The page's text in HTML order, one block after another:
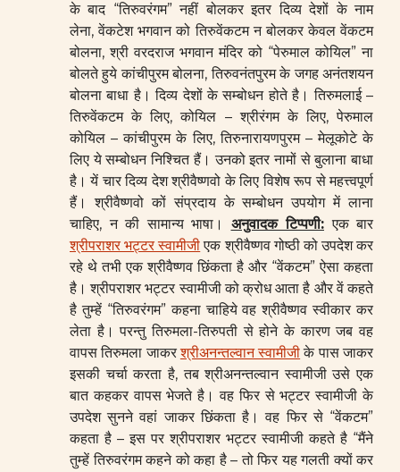
के बाद “तिरुवरंगम” नहीं बोलकर इतर दिव्य देशों के नाम
लेना, वेंकटेश भगवान को तिरुवेंकटम न बोलकर केवल वेंकटम
बोलना, श्री वरदराज भगवान मंदिर को “पेरुमाल कोयिल” ना
बोलते हुये कांचीपुरम बोलना, तिरुवनंतपुरम के जगह अनंतशयन
बोलना बाधा है। दिव्य देशों के सम्बोधन होते है। तिरुमलाई –
तिरुवेंकटम के लिए, कोयिल – श्रीरंगम के लिए, पेरुमाल
कोयिल – कांचीपुरम के लिए, तिरुनारायणपुरम – मेलूकोटे के
लिए ये सम्बोधन निश्चित हैं। उनको इतर नामों से बुलाना बाधा
है। यें चार दिव्य देश श्रीवैष्णवो के लिए विशेष रूप से महत्त्वपूर्ण
हैं। श्रीवैष्णवो कों संप्रदाय के सम्बोधन उपयोग में लाना
चाहिए, न की सामान्य भाषा। अनुवादक टिप्पणी: एक बार
श्रीपराशर भट्टर स्वामीजीएक श्रीवैष्णव गोष्ठी को उपदेश कर
रहे थे तभी एक श्रीवैष्णव छिंकता है और “वेंकटम” ऐसा कहता
है। श्रीपराशर भट्टर स्वामीजी को क्रोध आता है और वें कहते
है तुम्हें “तिरुवरंगम” कहना चाहिये वह श्रीवैष्णव स्वीकार कर
लेता है। परन्तु तिरुमला-तिरुपती से होने के कारण जब वह
वापस तिरुमला जाकरश्रीअनन्तल्वान स्वामीजीके पास जाकर
इसकी चर्चा करता है, तब श्रीअनन्तल्वान स्वामीजी उसे एक
बात कहकर वापस भेजते है। वह फिर से भट्टर स्वामीजी के
उपदेश सुनने वहां जाकर छिंकता है। वह फिर से “वेंकटम”
कहता है – इस पर श्रीपराशर भट्टर स्वामीजी कहते है “मैंने
तुम्हें तिरुवरंगम कहने को कहा है – तो फिर यह गलती क्यों कर